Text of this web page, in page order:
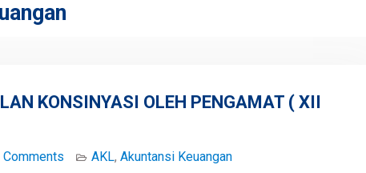
KONSINYASI OLEH PENGAMAT ( XII
Comments AKL, Akuntansi Keuangan